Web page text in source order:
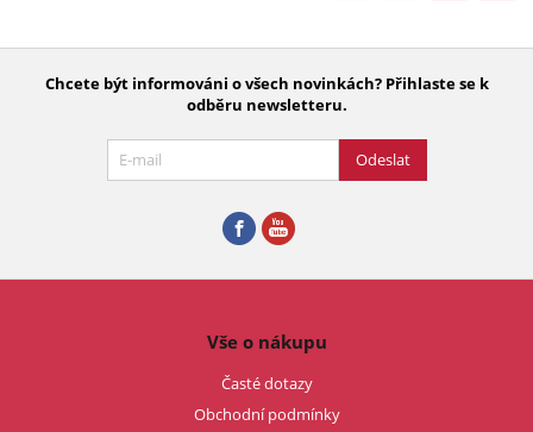
Chcete být informováni o všech novinkách? Přihlaste se k
odběru newsletteru.
Odeslat
Vše o nákupu
Časté dotazy
Obchodní podmínky